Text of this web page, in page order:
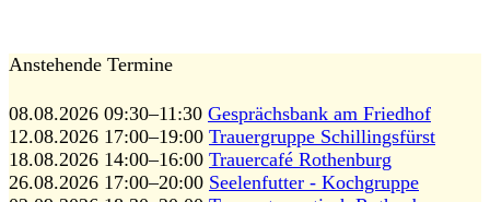
Anstehende Termine
08.08.2026 09:30–11:30 Gesprächsbank am Friedhof
12.08.2026 17:00–19:00 Trauergruppe Schillingsfürst
18.08.2026 14:00–16:00 Trauercafé Rothenburg
26.08.2026 17:00–20:00 Seelenfutter - Kochgruppe